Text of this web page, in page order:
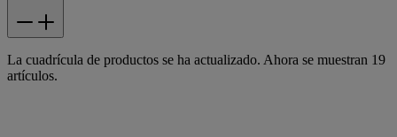
La cuadrícula de productos se ha actualizado. Ahora se muestran 19
artículos.